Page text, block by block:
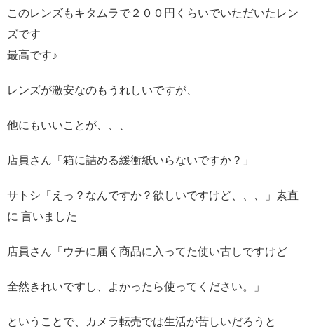
このレンズもキタムラで２００円くらいでいただいたレン
ズです
最高です♪
レンズが激安なのもうれしいですが、
他にもいいことが、、、
店員さん「箱に詰める緩衝紙いらないですか？」
サトシ「えっ？なんですか？欲しいですけど、、、」素直
に 言いました
店員さん「ウチに届く商品に入ってた使い古しですけど
全然きれいですし、よかったら使ってください。」
ということで、カメラ転売では生活が苦しいだろうと